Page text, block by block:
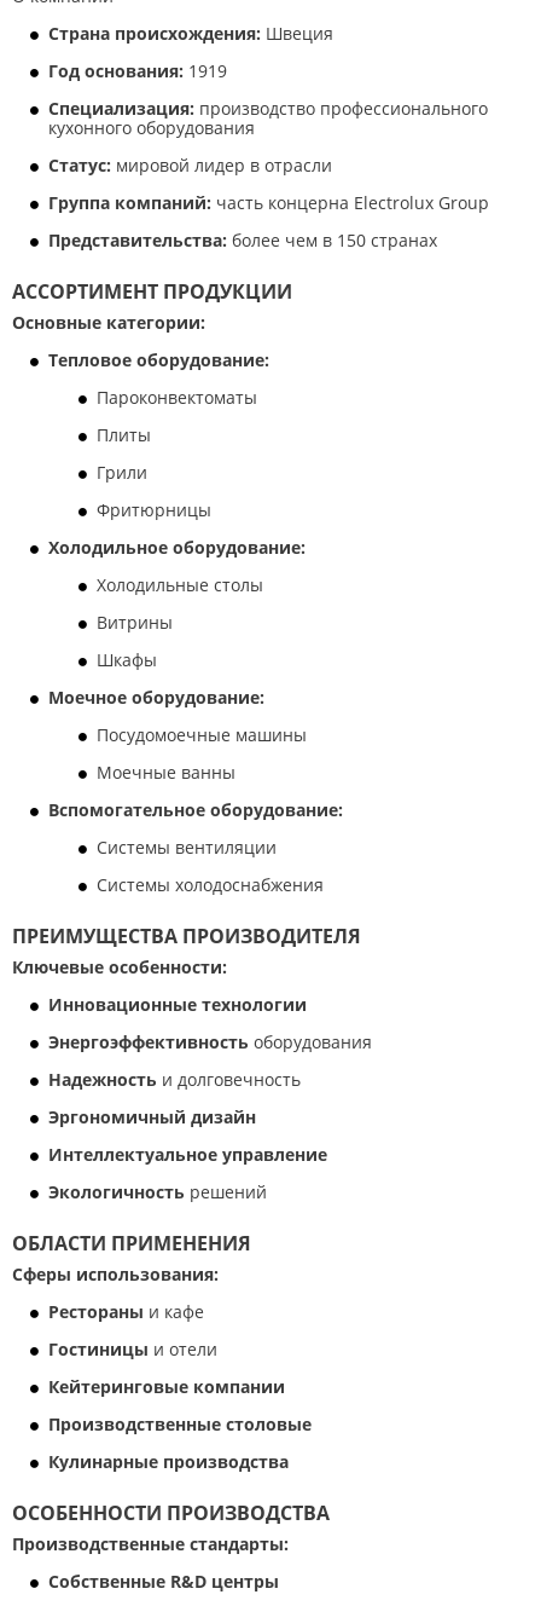
Страна происхождения: Швеция
Год основания: 1919
Специализация: производство профессионального
кухонного оборудования
Статус: мировой лидер в отрасли
Группа компаний: часть концерна Electrolux Group
Представительства: более чем в 150 странах
АССОРТИМЕНТ ПРОДУКЦИИ
Основные категории:
Тепловое оборудование:
Пароконвектоматы
Плиты
Грили
Фритюрницы
Холодильное оборудование:
Холодильные столы
Витрины
Шкафы
Моечное оборудование:
Посудомоечные машины
Моечные ванны
Вспомогательное оборудование:
Системы вентиляции
Системы холодоснабжения
ПРЕИМУЩЕСТВА ПРОИЗВОДИТЕЛЯ
Ключевые особенности:
Инновационные технологии
Энергоэффективность оборудования
Надежность и долговечность
Эргономичный дизайн
Интеллектуальное управление
Экологичность решений
ОБЛАСТИ ПРИМЕНЕНИЯ
Сферы использования:
Рестораны и кафе
Гостиницы и отели
Кейтеринговые компании
Производственные столовые
Кулинарные производства
ОСОБЕННОСТИ ПРОИЗВОДСТВА
Производственные стандарты:
Собственные R&D центры